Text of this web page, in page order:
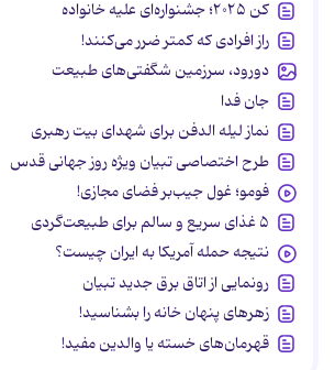
کن ۲۰۲۵؛ جشنواره‌ای علیه خانواده
راز افرادی که کمتر ضرر می‌کنند!
دورود، سرزمین شگفتی‌های طبیعت
جان فدا
نماز لیله الدفن برای شهدای بیت رهبری
طرح اختصاصی تبیان ویژه روز جهانی قدس
فومو؛ غول جیب‌بر فضای مجازی!
۵ غذای سریع و سالم برای طبیعت‌گردی
نتیجه حمله آمریکا به ایران چیست؟
رونمایی از اتاق برق جدید تبیان
زهرهای پنهان خانه را بشناسید!
قهرمان‌های خسته یا والدین مفید!